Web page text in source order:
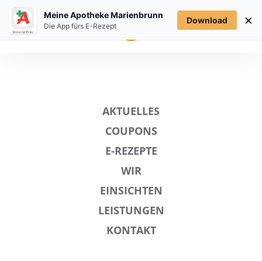
MENÜ
AKTUELLES
COUPONS
E-REZEPTE
WIR
EINSICHTEN
LEISTUNGEN
KONTAKT
Meine Apotheke Marienbrunn
Die App fürs E-Rezept
Download ×